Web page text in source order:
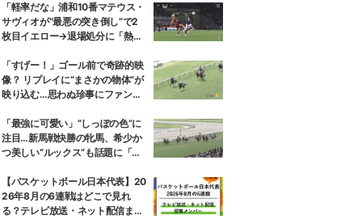
れる」
「軽率だな」浦和10番マテウス・
サヴィオが“最悪の突き倒し”で2
枚目イエロー→退場処分に「熱い
「すげー！」ゴール前で奇跡的映
像？ リプレイに“まさかの物体”が
映り込む…思わぬ珍事にファン爆
「最強に可愛い」“しっぽの色”に
注目…新馬戦快勝の牝馬、希少か
つ美しい“ルックス”も話題に「め
【バスケットボール日本代表】20
26年8月の6連戦はどこで見れ
る？テレビ放送・ネット配信まと